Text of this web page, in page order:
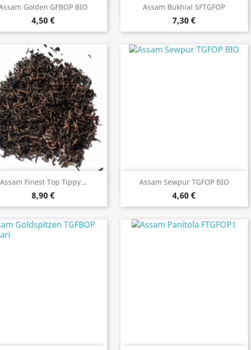
Golden GFBOP BIO
4,50 €
Anteprima Assam Bukhial SFTGFOP
7,30 €
Anteprima
Assam Finest Top Tippy...
8,90 €
Anteprima Assam Sewpur TGFOP BIO
4,60 €
Anteprima